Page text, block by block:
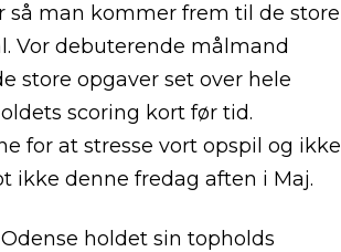
så man kommer frem til de store
Vor debuterende målmand
store opgaver set over hele
scoring kort før tid.
for at stresse vort opspil og ikke
ikke denne fredag aften i Maj.
holdet sin topholds